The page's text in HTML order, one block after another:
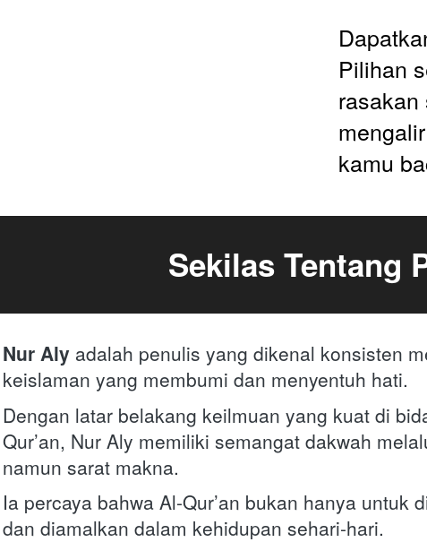
Pilihan
kamu
Sekilas Tentang
Nur Aly adalah penulis yang dikenal konsisten
keislaman yang membumi dan menyentuh hati.
Dengan latar belakang keilmuan yang kuat di
Qur’an, Nur Aly memiliki semangat dakwah
namun sarat makna.
Ia percaya bahwa Al-Qur’an bukan hanya untuk
dan diamalkan dalam kehidupan sehari-hari.